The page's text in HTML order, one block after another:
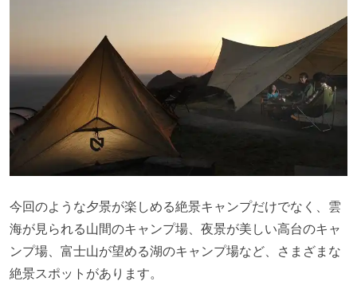
今回のような夕景が楽しめる絶景キャンプだけでなく、雲
海が見られる山間のキャンプ場、夜景が美しい高台のキャ
ンプ場、富士山が望める湖のキャンプ場など、さまざまな
絶景スポットがあります。